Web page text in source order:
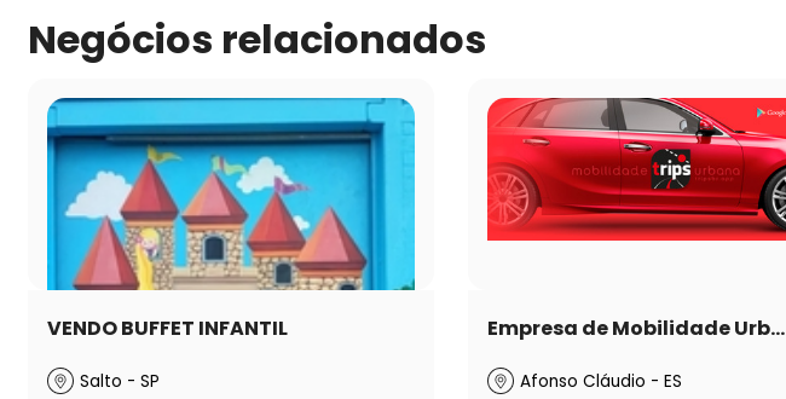
Negócios relacionados
VENDO BUFFET INFANTIL
Salto - SP
Empresa de Mobilidade Urb...
Afonso Cláudio - ES